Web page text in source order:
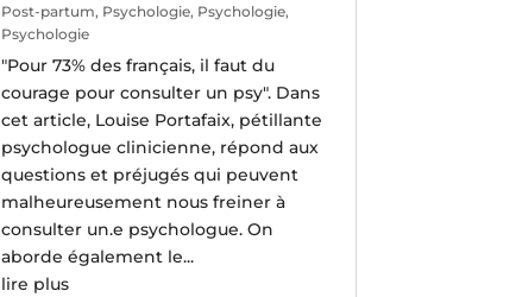
Post-partum, Psychologie, Psychologie,
Psychologie
"Pour 73% des français, il faut du
courage pour consulter un psy". Dans
cet article, Louise Portafaix, pétillante
psychologue clinicienne, répond aux
questions et préjugés qui peuvent
malheureusement nous freiner à
consulter un.e psychologue. On
aborde également le...
lire plus